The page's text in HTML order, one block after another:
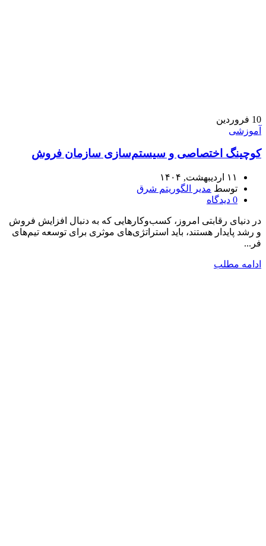
10 فروردین
آموزشی
کوچینگ اختصاصی و سیستم‌سازی سازمان فروش
۱۱ اردیبهشت, ۱۴۰۴
توسط مدیر الگوریتم شرق
0 دیدگاه
در دنیای رقابتی امروز، کسب‌وکارهایی که به دنبال افزایش فروش
و رشد پایدار هستند، باید استراتژی‌های موثری برای توسعه تیم‌های
فر...
ادامه مطلب